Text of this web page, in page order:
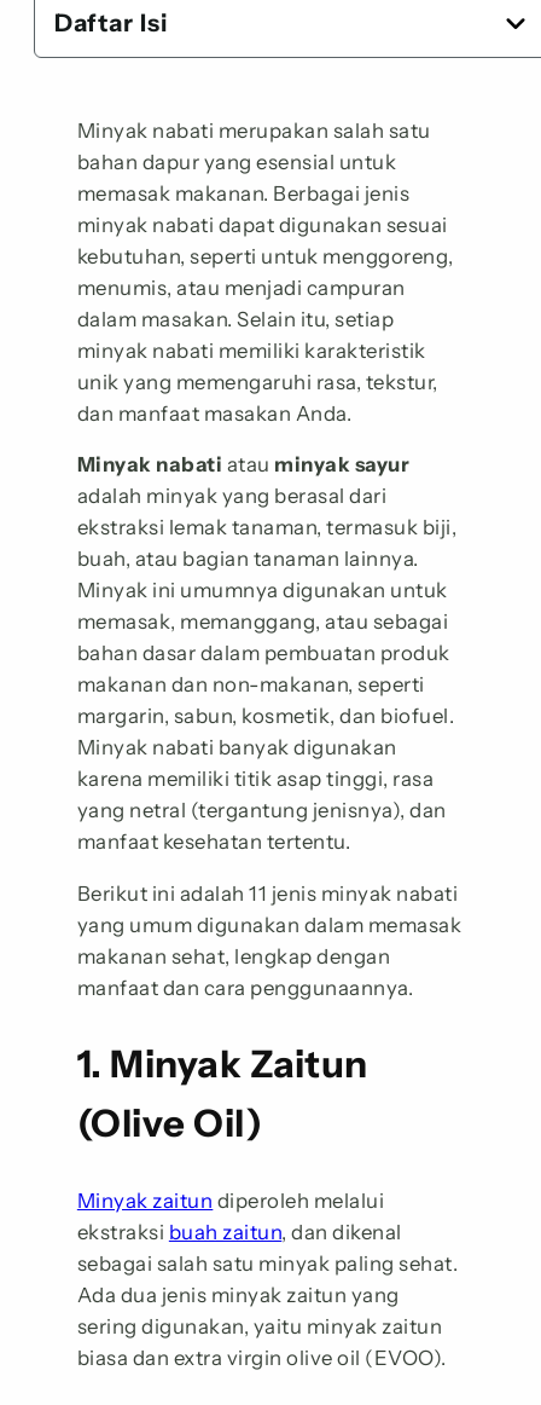
Daftar Isi
Minyak nabati merupakan salah satu
bahan dapur yang esensial untuk
memasak makanan. Berbagai jenis
minyak nabati dapat digunakan sesuai
kebutuhan, seperti untuk menggoreng,
menumis, atau menjadi campuran
dalam masakan. Selain itu, setiap
minyak nabati memiliki karakteristik
unik yang memengaruhi rasa, tekstur,
dan manfaat masakan Anda.
Minyak nabati atau minyak sayur
adalah minyak yang berasal dari
ekstraksi lemak tanaman, termasuk biji,
buah, atau bagian tanaman lainnya.
Minyak ini umumnya digunakan untuk
memasak, memanggang, atau sebagai
bahan dasar dalam pembuatan produk
makanan dan non-makanan, seperti
margarin, sabun, kosmetik, dan biofuel.
Minyak nabati banyak digunakan
karena memiliki titik asap tinggi, rasa
yang netral (tergantung jenisnya), dan
manfaat kesehatan tertentu.
Berikut ini adalah 11 jenis minyak nabati
yang umum digunakan dalam memasak
makanan sehat, lengkap dengan
manfaat dan cara penggunaannya.
1. Minyak Zaitun
(Olive Oil)
Minyak zaitun diperoleh melalui
ekstraksi buah zaitun, dan dikenal
sebagai salah satu minyak paling sehat.
Ada dua jenis minyak zaitun yang
sering digunakan, yaitu minyak zaitun
biasa dan extra virgin olive oil (EVOO).